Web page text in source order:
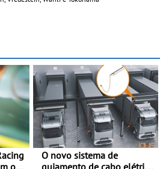
O novo sistema de